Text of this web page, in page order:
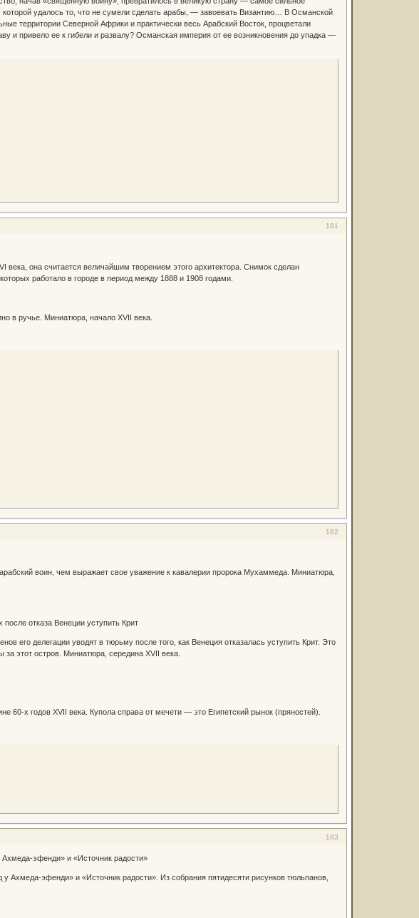
удалось то, что не сумели сделать арабы, — завоевать Византию… В Османской
территории Северной Африки и практически весь Арабский Восток, процветали
и привело ее к гибели и развалу? Османская империя от ее возникновения до упадка —
181
она считается величайшим творением этого архитектора. Снимок сделан
работало в городе в период между 1888 и 1908 годами.
в ручье. Миниатюра, начало XVII века.
182
воин, чем выражает свое уважение к кавалерии пророка Мухаммеда. Миниатюра,
отказа Венеции уступить Крит
его делегации уводят в тюрьму после того, как Венеция отказалась уступить Крит. Это
за этот остров. Миниатюра, середина XVII века.
х годов XVII века. Купола справа от мечети — это Египетский рынок (пряностей).
183
эфенди» и «Источник радости»
эфенди» и «Источник радости». Из собрания пятидесяти рисунков тюльпанов,